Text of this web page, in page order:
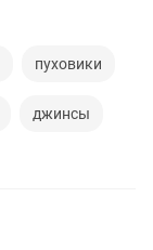
пуховики
джинсы